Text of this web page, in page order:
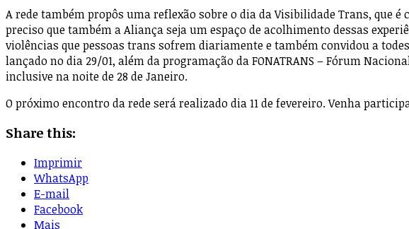
A rede também propôs uma reflexão sobre o dia da Visibilidade Trans, que
preciso que também a Aliança seja um espaço de acolhimento dessas
violências que pessoas trans sofrem diariamente e também convidou a
lançado no dia 29/01, além da programação da FONATRANS – Fórum
inclusive na noite de 28 de Janeiro.
O próximo encontro da rede será realizado dia 11 de fevereiro. Venha
Share this:
Imprimir
WhatsApp
E-mail
Facebook
Mais